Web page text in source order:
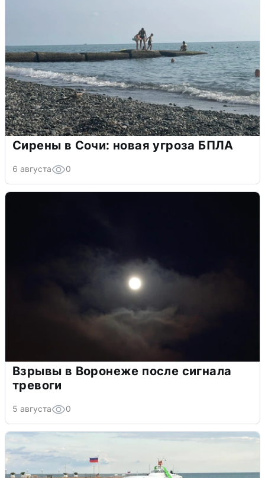
Сирены в Сочи: новая угроза БПЛА
6 августа 0
Взрывы в Воронеже после сигнала
тревоги
5 августа 0